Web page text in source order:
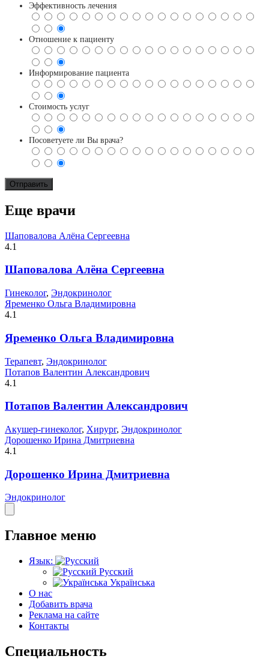
Эффективность лечения
Отношение к пациенту
Информирование пациента
Стоимость услуг
Посоветуете ли Вы врача?
Еще врачи
Шаповалова Алёна Сергеевна
4.1
Шаповалова Алёна Сергеевна
Гинеколог, Эндокринолог
Яременко Ольга Владимировна
4.1
Яременко Ольга Владимировна
Терапевт, Эндокринолог
Потапов Валентин Александрович
4.1
Потапов Валентин Александрович
Акушер-гинеколог, Хирург, Эндокринолог
Дорошенко Ирина Дмитриевна
4.1
Дорошенко Ирина Дмитриевна
Эндокринолог
Главное меню
Язык:
Русский
Українська
О нас
Добавить врача
Реклама на сайте
Контакты
Специальность